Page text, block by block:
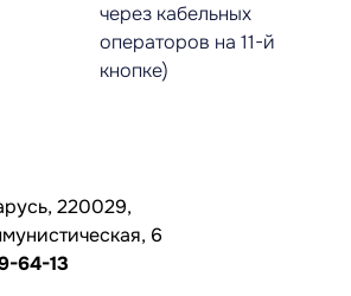
через кабельных
операторов на 11-й
кнопке)
220029,
6
64-13